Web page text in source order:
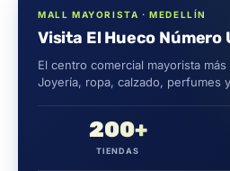
MALL MAYORISTA · MEDELLÍN
Visita El Hueco Número
El centro comercial mayorista
Joyería, ropa, calzado, perfumes
200+
TIENDAS